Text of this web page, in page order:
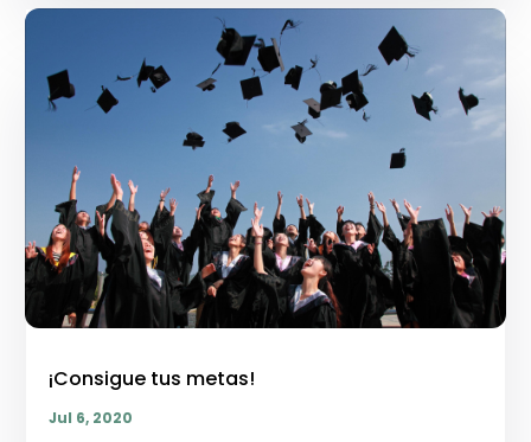
¡Consigue tus metas!
Jul 6, 2020